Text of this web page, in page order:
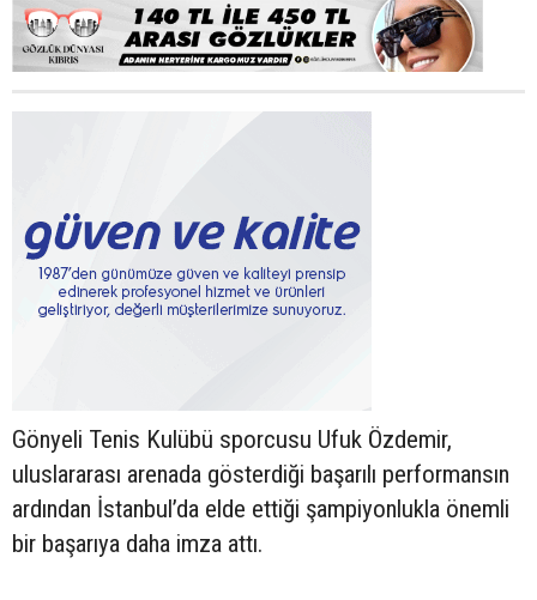
Gönyeli Tenis Kulübü sporcusu Ufuk Özdemir,
uluslararası arenada gösterdiği başarılı performansın
ardından İstanbul’da elde ettiği şampiyonlukla önemli
bir başarıya daha imza attı.